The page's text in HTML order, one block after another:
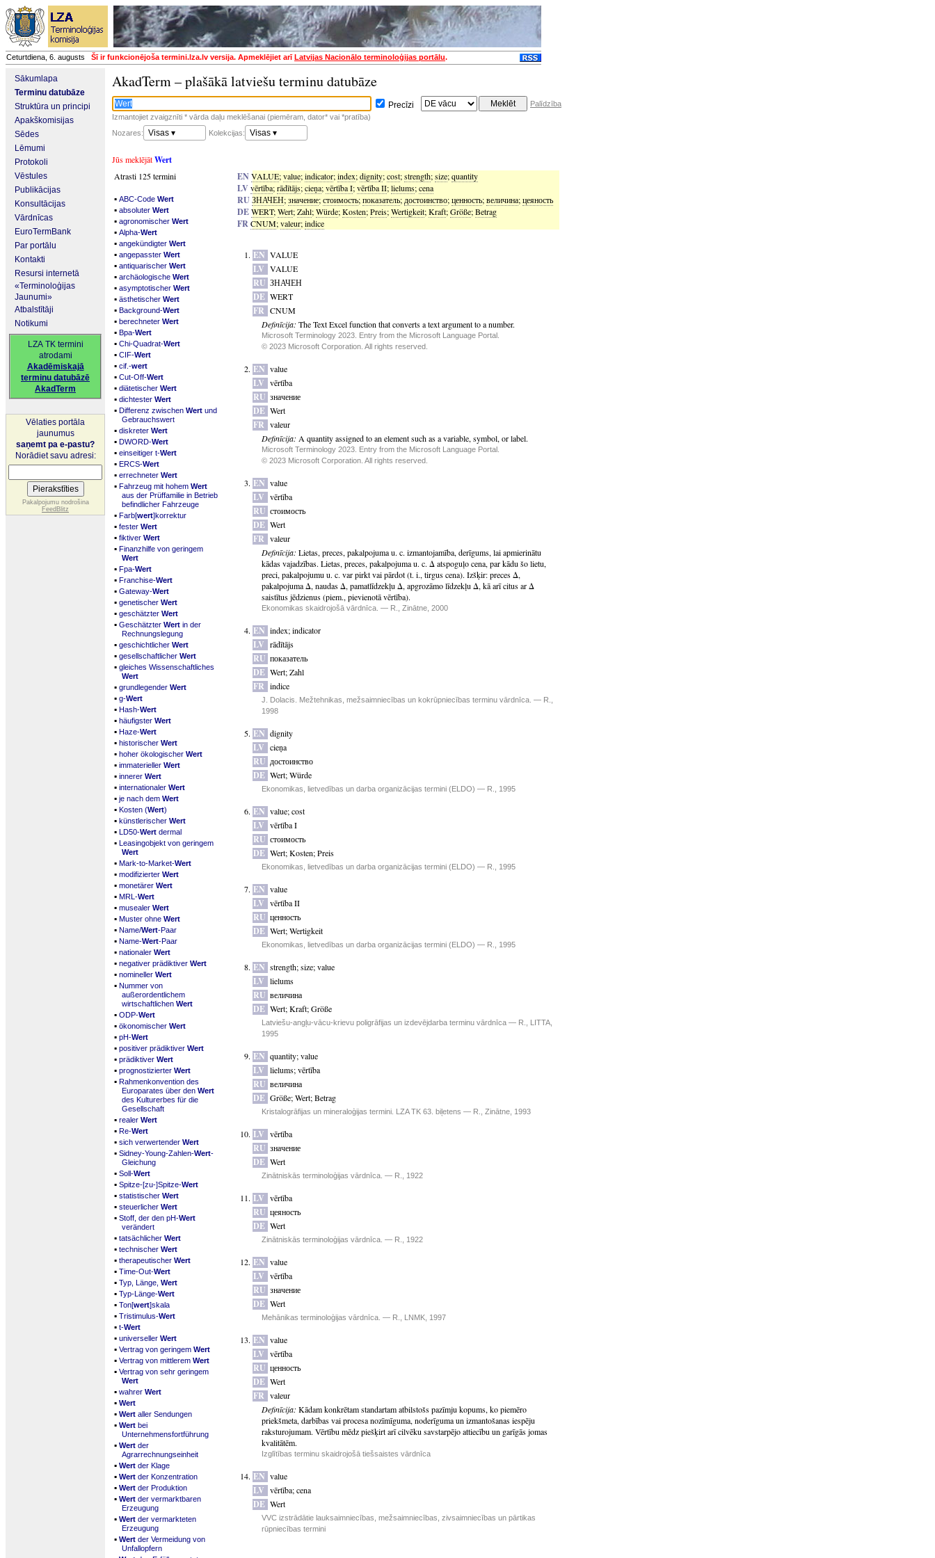
Ceturtdiena, 6. augusts Šī ir funkcionējoša termini.lza.lv versija. Apmeklējiet arīLatvijas Nacionālo terminoloģijas portālu.
Sākumlapa
Terminu datubāze
Struktūra un principi
Apakškomisijas
Sēdes
Lēmumi
Protokoli
Vēstules
Publikācijas
Konsultācijas
Vārdnīcas
EuroTermBank
Par portālu
Kontakti
Resursi internetā
«Terminoloģijas
Jaunumi»
Atbalstītāji
Notikumi
LZA TK termini
atrodami
Akadēmiskajā
terminu datubāzē
AkadTerm
Vēlaties portāla
jaunumus
saņemt pa e-pastu?
Norādiet savu adresi:
Pakalpojumu nodrošina
FeedBlitz
AkadTerm – plašākā latviešu terminu datubāze
Precīzi
Palīdzība
Izmantojiet zvaigznīti * vārda daļu meklēšanai (piemēram, dator* vai *pratība)
Nozares:
Visas ▾ Kolekcijas: Visas ▾
Jūs meklējātWert
Atrasti 125 termini
▪ ABC-Code Wert
▪ absoluter Wert
▪ agronomischer Wert
▪ Alpha-Wert
▪ angekündigter Wert
▪ angepasster Wert
▪ antiquarischer Wert
▪ archäologische Wert
▪ asymptotischer Wert
▪ ästhetischer Wert
▪ Background-Wert
▪ berechneter Wert
▪ Bpa-Wert
▪ Chi-Quadrat-Wert
▪ CIF-Wert
▪ cif.-wert
▪ Cut-Off-Wert
▪ diätetischer Wert
▪ dichtester Wert
▪ Differenz zwischen Wert und
Gebrauchswert
▪ diskreter Wert
▪ DWORD-Wert
▪ einseitiger t-Wert
▪ ERCS-Wert
▪ errechneter Wert
▪ Fahrzeug mit hohem Wert
aus der Prüffamilie in Betrieb
befindlicher Fahrzeuge
▪ Farb[wert]korrektur
▪ fester Wert
▪ fiktiver Wert
▪ Finanzhilfe von geringem
Wert
▪ Fpa-Wert
▪ Franchise-Wert
▪ Gateway-Wert
▪ genetischer Wert
▪ geschätzter Wert
▪ Geschätzter Wert in der
Rechnungslegung
▪ geschichtlicher Wert
▪ gesellschaftlicher Wert
▪ gleiches Wissenschaftliches
Wert
▪ grundlegender Wert
▪ g-Wert
▪ Hash-Wert
▪ häufigster Wert
▪ Haze-Wert
▪ historischer Wert
▪ hoher ökologischer Wert
▪ immaterieller Wert
▪ innerer Wert
▪ internationaler Wert
▪ je nach dem Wert
▪ Kosten (Wert)
▪ künstlerischer Wert
▪ LD50-Wert dermal
▪ Leasingobjekt von geringem
Wert
▪ Mark-to-Market-Wert
▪ modifizierter Wert
▪ monetärer Wert
▪ MRL-Wert
▪ musealer Wert
▪ Muster ohne Wert
▪ Name/Wert-Paar
▪ Name-Wert-Paar
▪ nationaler Wert
▪ negativer prädiktiver Wert
▪ nomineller Wert
▪ Nummer von
außerordentlichem
wirtschaftlichen Wert
▪ ODP-Wert
▪ ökonomischer Wert
▪ pH-Wert
▪ positiver prädiktiver Wert
▪ prädiktiver Wert
▪ prognostizierter Wert
▪ Rahmenkonvention des
Europarates über den Wert
des Kulturerbes für die
Gesellschaft
▪ realer Wert
▪ Re-Wert
▪ sich verwertender Wert
▪ Sidney-Young-Zahlen-Wert-
Gleichung
▪ Soll-Wert
▪ Spitze-[zu-]Spitze-Wert
▪ statistischer Wert
▪ steuerlicher Wert
▪ Stoff, der den pH-Wert
verändert
▪ tatsächlicher Wert
▪ technischer Wert
▪ therapeutischer Wert
▪ Time-Out-Wert
▪ Typ, Länge, Wert
▪ Typ-Länge-Wert
▪ Ton[wert]skala
▪ Tristimulus-Wert
▪ t-Wert
▪ universeller Wert
▪ Vertrag von geringem Wert
▪ Vertrag von mittlerem Wert
▪ Vertrag von sehr geringem
Wert
▪ wahrer Wert
▪ Wert
▪ Wert aller Sendungen
▪ Wert bei
Unternehmensfortführung
▪ Wert der
Agrarrechnungseinheit
▪ Wert der Klage
▪ Wert der Konzentration
▪ Wert der Produktion
▪ Wert der vermarktbaren
Erzeugung
▪ Wert der vermarkteten
Erzeugung
▪ Wert der Vermeidung von
Unfallopfern
ENVALUE;value;indicator;index;dignity;cost;strength;size;quantity
LVvērtība;rādītājs;cieņa;vērtība I;vērtība II;lielums;cena
RUЗНАЧЕН;значение;стоимость;показатель; достоинство;ценность;величина;цеяность
DEWERT;Wert;Zahl;Würde;Kosten;Preis;Wertigkeit;Kraft;Größe;Betrag
FRCNUM;valeur;indice
EN VALUE
LV VALUE
RU ЗНАЧЕН
DE WERT
FR CNUM
Definīcija: The Text Excel function that converts a text argument to a number.
Microsoft Terminology 2023. Entry from the Microsoft Language Portal.
© 2023 Microsoft Corporation. All rights reserved.
EN value
LV vērtība
RU значение
DE Wert
FR valeur
Definīcija: A quantity assigned to an element such as a variable, symbol, or label.
Microsoft Terminology 2023. Entry from the Microsoft Language Portal.
© 2023 Microsoft Corporation. All rights reserved.
EN value
LV vērtība
RU стоимость
DE Wert
FR valeur
Definīcija: Lietas, preces, pakalpojuma u. c. izmantojamība, derīgums, lai apmierinātu
kādas vajadzības. Lietas, preces, pakalpojuma u. c. Δ atspoguļo cena, par kādu šo lietu,
preci, pakalpojumu u. c. var pirkt vai pārdot (t. i., tirgus cena). Izšķir: preces Δ,
pakalpojuma Δ, naudas Δ, pamatlīdzekļu Δ, apgrozāmo līdzekļu Δ, kā arī citus ar Δ
saistītus jēdzienus (piem., pievienotā vērtība).
Ekonomikas skaidrojošā vārdnīca. — R., Zinātne, 2000
EN index;indicator
LV rādītājs
RU показатель
DE Wert;Zahl
FR indice
J. Dolacis. Mežtehnikas, mežsaimniecības un kokrūpniecības terminu vārdnīca. — R.,
1998
EN dignity
LV cieņa
RU достоинство
DE Wert;Würde
Ekonomikas, lietvedības un darba organizācijas termini (ELDO) — R., 1995
EN value;cost
LV vērtība I
RU стоимость
DE Wert;Kosten;Preis
Ekonomikas, lietvedības un darba organizācijas termini (ELDO) — R., 1995
EN value
LV vērtība II
RU ценность
DE Wert;Wertigkeit
Ekonomikas, lietvedības un darba organizācijas termini (ELDO) — R., 1995
EN strength;size;value
LV lielums
RU величина
DE Wert;Kraft;Größe
Latviešu-angļu-vācu-krievu poligrāfijas un izdevējdarba terminu vārdnīca — R., LITTA,
1995
EN quantity;value
LV lielums;vērtība
RU величина
DE Größe;Wert;Betrag
Kristalogrāfijas un mineraloģijas termini. LZA TK 63. biļetens — R., Zinātne, 1993
LV vērtība
RU значение
DE Wert
Zinātniskās terminoloģijas vārdnīca. — R., 1922
LV vērtība
RU цеяность
DE Wert
Zinātniskās terminoloģijas vārdnīca. — R., 1922
EN value
LV vērtība
RU значение
DE Wert
Mehānikas terminoloģijas vārdnīca. — R., LNMK, 1997
EN value
LV vērtība
RU ценность
DE Wert
FR valeur
Definīcija: Kādam konkrētam standartam atbilstošs pazīmju kopums, ko piemēro
priekšmeta, darbības vai procesa nozīmīguma, noderīguma un izmantošanas iespēju
raksturojumam. Vērtību mēdz piešķirt arī cilvēku savstarpējo attiecību un garīgās jomas
kvalitātēm.
Izglītības terminu skaidrojošā tiešsaistes vārdnīca
EN value
LV vērtība;cena
DE Wert
VVC izstrādātie lauksaimniecības, mežsaimniecības, zivsaimniecības un pārtikas
rūpniecības termini